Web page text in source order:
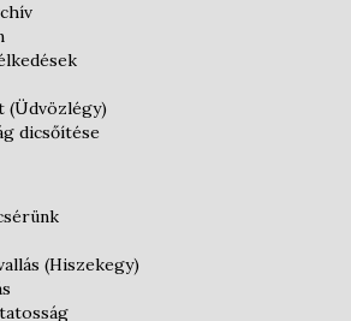
(Üdvözlégy)
dicsőítése
(Hiszekegy)